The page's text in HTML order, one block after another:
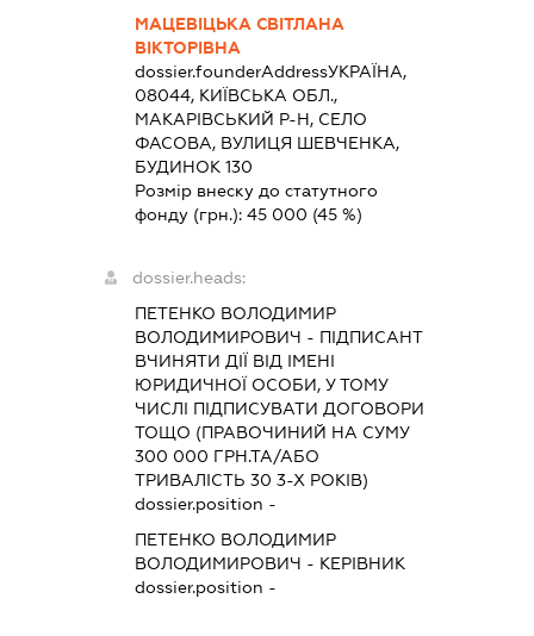
МАЦЕВІЦЬКА СВІТЛАНА
ВІКТОРІВНА
dossier.founderAddressУКРАЇНА,
08044, КИЇВСЬКА ОБЛ.,
МАКАРІВСЬКИЙ Р-Н, СЕЛО
ФАСОВА, ВУЛИЦЯ ШЕВЧЕНКА,
БУДИНОК 130
Розмір внеску до статутного
фонду (грн.):45 000 (45 %)
dossier.heads:
ПЕТЕНКО ВОЛОДИМИР
ВОЛОДИМИРОВИЧ - ПІДПИСАНТ
ВЧИНЯТИ ДІЇ ВІД ІМЕНІ
ЮРИДИЧНОЇ ОСОБИ, У ТОМУ
ЧИСЛІ ПІДПИСУВАТИ ДОГОВОРИ
ТОЩО (ПРАВОЧИНИЙ НА СУМУ
300 000 ГРН.ТА/АБО
ТРИВАЛІСТЬ 30 3-Х РОКІВ)
dossier.position -
ПЕТЕНКО ВОЛОДИМИР
ВОЛОДИМИРОВИЧ - КЕРІВНИК
dossier.position -